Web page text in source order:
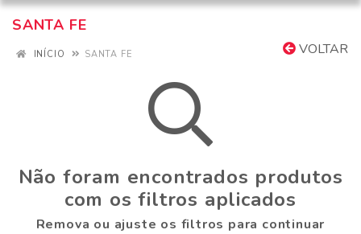
SANTA FE
VOLTAR
INÍCIO SANTA FE
Não foram encontrados produtos
com os filtros aplicados
Remova ou ajuste os filtros para continuar